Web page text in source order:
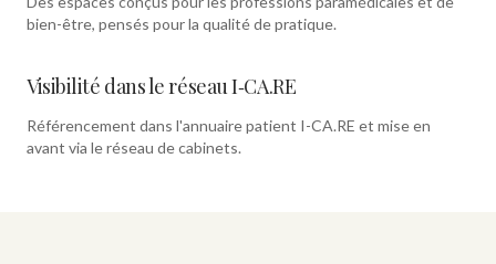
bien-être, pensés pour la qualité de pratique.
Visibilité dans le réseau I‑CA.RE
Référencement dans l'annuaire patient I-CA.RE et mise en
avant via le réseau de cabinets.